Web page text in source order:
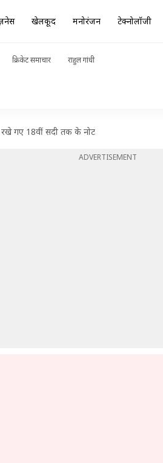
खेलकूद मनोरंजन टेक्नोलॉजी
क्रिकेट समाचार राहुल गांधी
गए 18वीं सदी तक के नोट
ADVERTISEMENT